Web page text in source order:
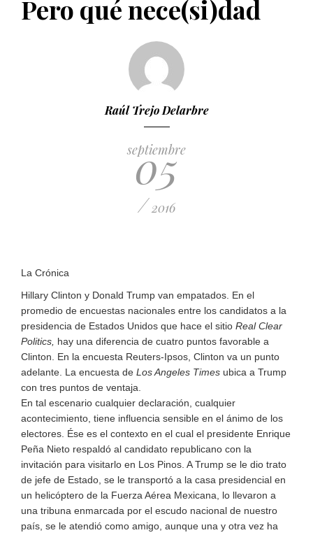
PUBLICADO EL 5 ENERO, 2023
Pero qué nece(si)dad
Raúl Trejo Delarbre
septiembre
05
/ 2016
La Crónica
Hillary Clinton y Donald Trump van empatados. En el
promedio de encuestas nacionales entre los candidatos a la
presidencia de Estados Unidos que hace el sitio Real Clear
Politics, hay una diferencia de cuatro puntos favorable a
Clinton. En la encuesta Reuters-Ipsos, Clinton va un punto
adelante. La encuesta de Los Angeles Times ubica a Trump
con tres puntos de ventaja.
En tal escenario cualquier declaración, cualquier
acontecimiento, tiene influencia sensible en el ánimo de los
electores. Ése es el contexto en el cual el presidente Enrique
Peña Nieto respaldó al candidato republicano con la
invitación para visitarlo en Los Pinos. A Trump se le dio trato
de jefe de Estado, se le transportó a la casa presidencial en
un helicóptero de la Fuerza Aérea Mexicana, lo llevaron a
una tribuna enmarcada por el escudo nacional de nuestro
país, se le atendió como amigo, aunque una y otra vez ha